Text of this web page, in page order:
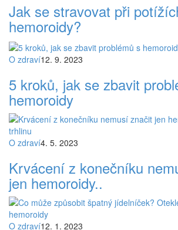
Jak se stravovat při
hemoroidy?
O zdraví12. 9. 2023
5 kroků, jak se zbavit
hemoroidy
O zdraví4. 5. 2023
Krvácení z konečníku
jen hemoroidy..
O zdraví12. 1. 2023